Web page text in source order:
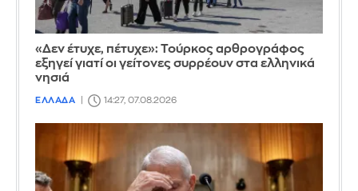
«Δεν έτυχε, πέτυχε»: Τούρκος αρθρογράφος
εξηγεί γιατί οι γείτονες συρρέουν στα ελληνικά
νησιά
ΕΛΛΑΔΑ 14:27, 07.08.2026